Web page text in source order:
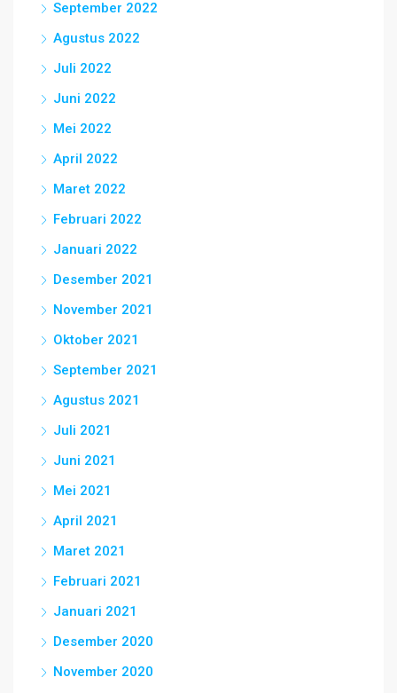
September 2022
Agustus 2022
Juli 2022
Juni 2022
Mei 2022
April 2022
Maret 2022
Februari 2022
Januari 2022
Desember 2021
November 2021
Oktober 2021
September 2021
Agustus 2021
Juli 2021
Juni 2021
Mei 2021
April 2021
Maret 2021
Februari 2021
Januari 2021
Desember 2020
November 2020